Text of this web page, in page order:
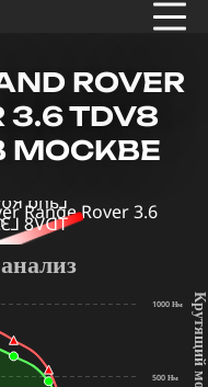
ROVER
3.6 TDV8
МОСКВЕ
500 Нм
1000 Нм